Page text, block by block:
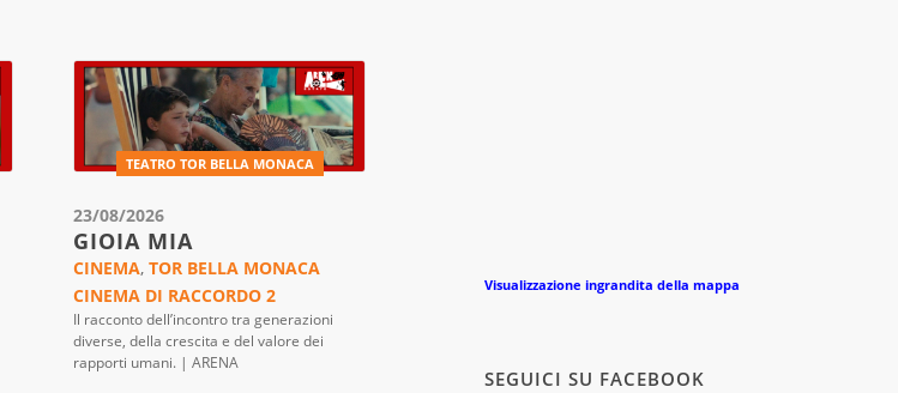
TEATRO TOR BELLA MONACA
23/08/2026
GIOIA MIA
CINEMA, TOR BELLA MONACA
CINEMA DI RACCORDO 2
Il racconto dell’incontro tra generazioni
diverse, della crescita e del valore dei
rapporti umani. | ARENA
Visualizzazione ingrandita della mappa
SEGUICI SU FACEBOOK